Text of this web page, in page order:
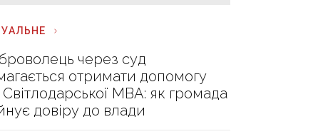
через суд
отримати допомогу
Світлодарської МВА: як громада
довіру до влади